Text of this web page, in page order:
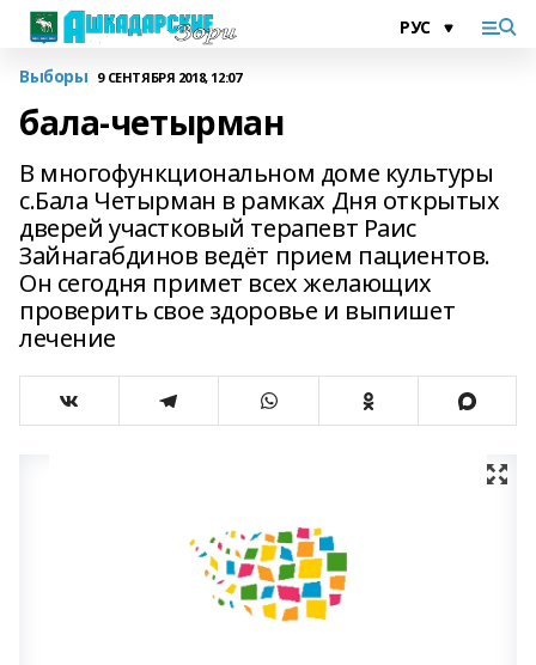
Выборы 9 СЕНТЯБРЯ 2018, 12:07
бала-четырман
В многофункциональном доме культуры
с.Бала Четырман в рамках Дня открытых
дверей участковый терапевт Раис
Зайнагабдинов ведёт прием пациентов.
Он сегодня примет всех желающих
проверить свое здоровье и выпишет
лечение